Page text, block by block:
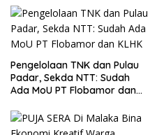
Pengelolaan TNK dan Pulau
Padar, Sekda NTT: Sudah
Ada MoU PT Flobamor dan